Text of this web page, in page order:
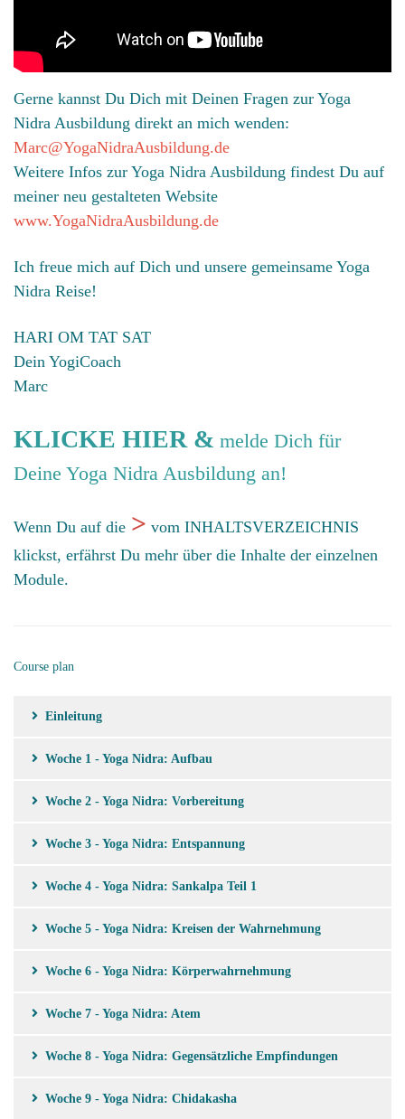
Gerne kannst Du Dich mit Deinen Fragen zur Yoga
Nidra Ausbildung direkt an mich wenden:
Marc@YogaNidraAusbildung.de
Weitere Infos zur Yoga Nidra Ausbildung findest Du auf
meiner neu gestalteten Website
www.YogaNidraAusbildung.de
Ich freue mich auf Dich und unsere gemeinsame Yoga
Nidra Reise!
HARI OM TAT SAT
Dein YogiCoach
Marc
KLICKE HIER & melde Dich für
Deine Yoga Nidra Ausbildung an!
Wenn Du auf die > vom INHALTSVERZEICHNIS
klickst, erfährst Du mehr über die Inhalte der einzelnen
Module.
Course plan
Einleitung
Woche 1 - Yoga Nidra: Aufbau
Woche 2 - Yoga Nidra: Vorbereitung
Woche 3 - Yoga Nidra: Entspannung
Woche 4 - Yoga Nidra: Sankalpa Teil 1
Woche 5 - Yoga Nidra: Kreisen der Wahrnehmung
Woche 6 - Yoga Nidra: Körperwahrnehmung
Woche 7 - Yoga Nidra: Atem
Woche 8 - Yoga Nidra: Gegensätzliche Empfindungen
Woche 9 - Yoga Nidra: Chidakasha